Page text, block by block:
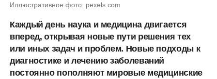
Иллюстративное фото: pexels.com
Каждый день наука и медицина двигается
вперед, открывая новые пути решения тех
или иных задач и проблем. Новые подходы к
диагностике и лечению заболеваний
постоянно пополняют мировые медицинские